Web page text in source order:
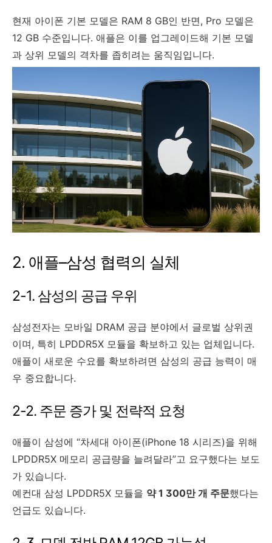
현재 아이폰 기본 모델은 RAM 8 GB인 반면, Pro 모델은
12 GB 수준입니다. 애플은 이를 업그레이드해 기본 모델
과 상위 모델의 격차를 좁히려는 움직임입니다.
2. 애플–삼성 협력의 실체
2-1. 삼성의 공급 우위
삼성전자는 모바일 DRAM 공급 분야에서 글로벌 상위권
이며, 특히 LPDDR5X 모듈을 확보하고 있는 업체입니다.
애플이 새로운 수요를 확보하려면 삼성의 공급 능력이 매
우 중요합니다.
2-2. 주문 증가 및 전략적 요청
애플이 삼성에 “차세대 아이폰(iPhone 18 시리즈)을 위해
LPDDR5X 메모리 공급량을 늘려달라”고 요구했다는 보도
가 있습니다.
예컨대 삼성 LPDDR5X 모듈을 약 1 300만 개 주문했다는
언급도 있습니다.